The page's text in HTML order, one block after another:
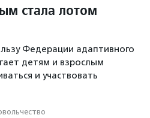
стала лотом
Федерации адаптивного
детям и взрослым
и участвовать